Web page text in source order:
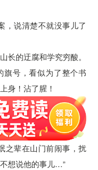
，说清楚不就没事儿了
长的迂腐和学究穷酸。
旗号，看似为了整个书
身！沾了腥！
之辈在山门前闹事，扰
想说他的事儿…”